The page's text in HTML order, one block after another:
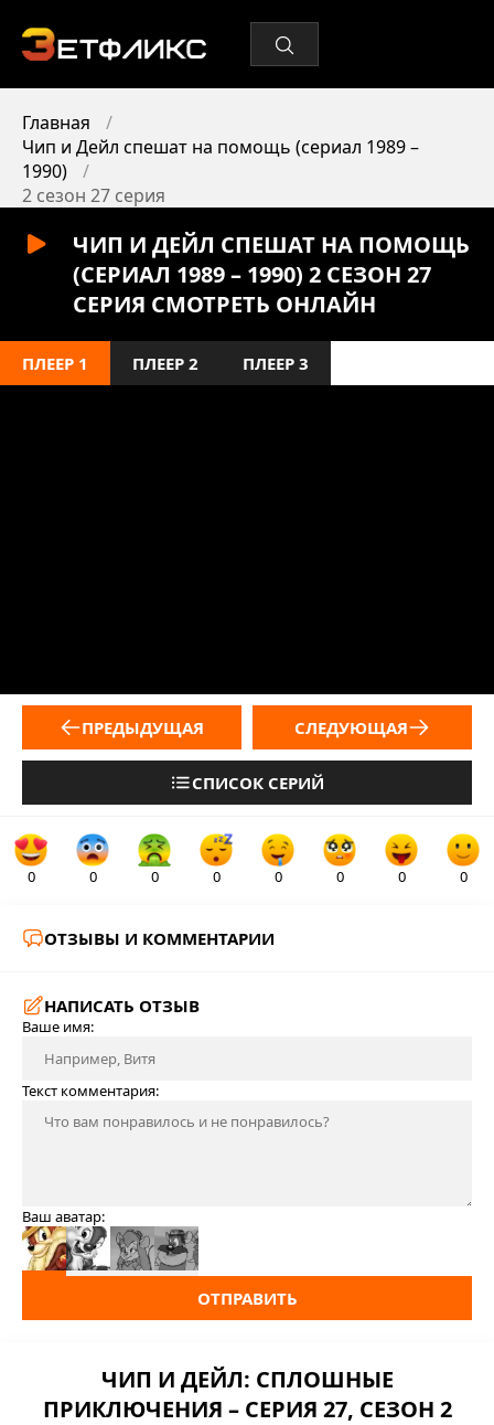
Главная
Чип и Дейл спешат на помощь (сериал 1989 –
1990)
2 сезон 27 серия
ЧИП И ДЕЙЛ СПЕШАТ НА ПОМОЩЬ
(СЕРИАЛ 1989 – 1990) 2 СЕЗОН 27
СЕРИЯ СМОТРЕТЬ ОНЛАЙН
ПЛЕЕР 1 ПЛЕЕР 2 ПЛЕЕР 3
ПРЕДЫДУЩАЯ
СПИСОК СЕРИЙ
СЛЕДУЮЩАЯ
0 0 0 0 0 0 0 0
ОТЗЫВЫ И КОММЕНТАРИИ
НАПИСАТЬ ОТЗЫВ
Ваше имя:
Текст комментария:
Ваш аватар:
ОТПРАВИТЬ
ЧИП И ДЕЙЛ: СПЛОШНЫЕ
ПРИКЛЮЧЕНИЯ – СЕРИЯ 27, СЕЗОН 2